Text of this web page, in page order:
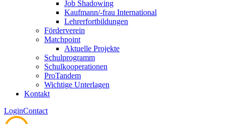
Job Shadowing
Kaufmann/-frau International
Lehrerfortbildungen
Förderverein
Matchpoint
Aktuelle Projekte
Schulprogramm
Schulkooperationen
ProTandem
Wichtige Unterlagen
Kontakt
LoginContact